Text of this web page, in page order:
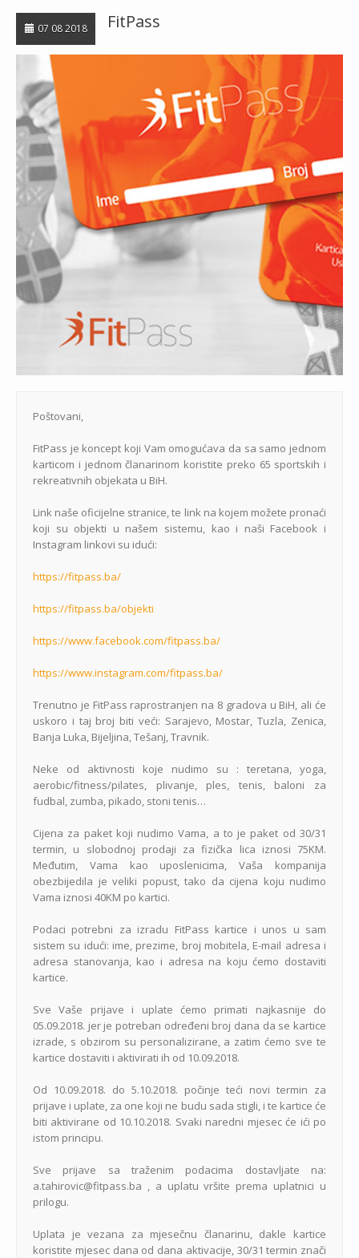
07 08 2018 FitPass
Poštovani,
FitPass je koncept koji Vam omogućava da sa samo jednom
karticom i jednom članarinom koristite preko 65 sportskih i
rekreativnih objekata u BiH.
Link naše oficijelne stranice, te link na kojem možete pronaći
koji su objekti u našem sistemu, kao i naši Facebook i
Instagram linkovi su idući:
https://fitpass.ba/
https://fitpass.ba/objekti
https://www.facebook.com/fitpass.ba/
https://www.instagram.com/fitpass.ba/
Trenutno je FitPass raprostranjen na 8 gradova u BiH, ali će
uskoro i taj broj biti veći: Sarajevo, Mostar, Tuzla, Zenica,
Banja Luka, Bijeljina, Tešanj, Travnik.
Neke od aktivnosti koje nudimo su : teretana, yoga,
aerobic/fitness/pilates, plivanje, ples, tenis, baloni za
fudbal, zumba, pikado, stoni tenis…
Cijena za paket koji nudimo Vama, a to je paket od 30/31
termin, u slobodnoj prodaji za fizička lica iznosi 75KM.
Međutim, Vama kao uposlenicima, Vaša kompanija
obezbijedila je veliki popust, tako da cijena koju nudimo
Vama iznosi 40KM po kartici.
Podaci potrebni za izradu FitPass kartice i unos u sam
sistem su idući: ime, prezime, broj mobitela, E-mail adresa i
adresa stanovanja, kao i adresa na koju ćemo dostaviti
kartice.
Sve Vaše prijave i uplate ćemo primati najkasnije do
05.09.2018. jer je potreban određeni broj dana da se kartice
izrade, s obzirom su personalizirane, a zatim ćemo sve te
kartice dostaviti i aktivirati ih od 10.09.2018.
Od 10.09.2018. do 5.10.2018. počinje teći novi termin za
prijave i uplate, za one koji ne budu sada stigli, i te kartice će
biti aktivirane od 10.10.2018. Svaki naredni mjesec će ići po
istom principu.
Sve prijave sa traženim podacima dostavljate na:
a.tahirovic@fitpass.ba , a uplatu vršite prema uplatnici u
prilogu.
Uplata je vezana za mjesečnu članarinu, dakle kartice
koristite mjesec dana od dana aktivacije, 30/31 termin znači